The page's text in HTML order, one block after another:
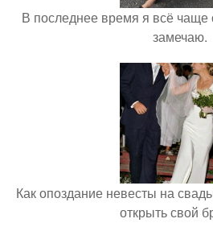
В последнее время я всё чаще
замечаю.
Как опоздание невесты на
открыть свой